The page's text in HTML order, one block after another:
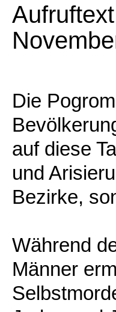
Die
auf diese
und
Bezirke,
Während
Männer